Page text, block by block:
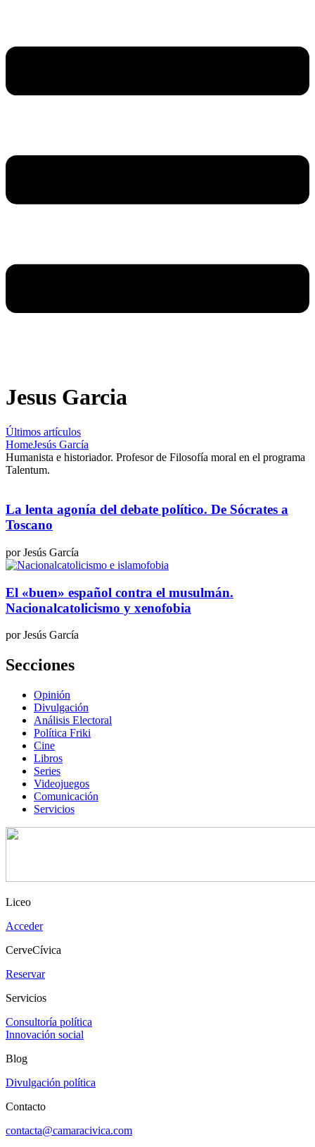
Jesus Garcia
Últimos artículos
HomeJesús García
Humanista e historiador. Profesor de Filosofía moral en el programa
Talentum.
La lenta agonía del debate político. De Sócrates a
Toscano
por Jesús García
El «buen» español contra el musulmán.
Nacionalcatolicismo y xenofobia
por Jesús García
Secciones
Opinión
Divulgación
Análisis Electoral
Política Friki
Cine
Libros
Series
Videojuegos
Comunicación
Servicios
Liceo
Acceder
CerveCívica
Reservar
Servicios
Consultoría política
Innovación social
Blog
Divulgación política
Contacto
contacta@camaracivica.com